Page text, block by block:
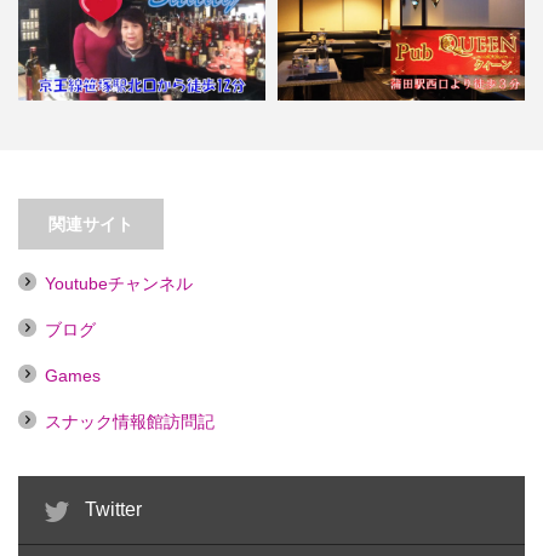
【笹塚】カラオケスナック バディ
関連サイト
Youtubeチャンネル
ブログ
Games
スナック情報館訪問記
Twitter